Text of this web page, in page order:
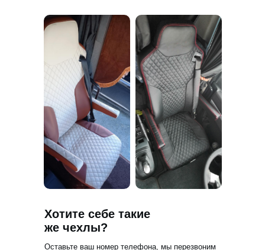
Хотите себе такие
же чехлы?
Оставьте ваш номер телефона, мы перезвоним